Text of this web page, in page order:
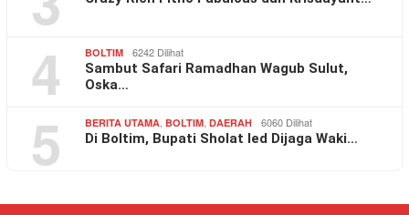
4 BOLTIM 6242 Dilihat
Sambut Safari Ramadhan Wagub Sulut,
Oska…
5 BERITA UTAMA BOLTIM DAERAH 6060 Dilihat
Di Boltim, Bupati Sholat Ied Dijaga Waki…